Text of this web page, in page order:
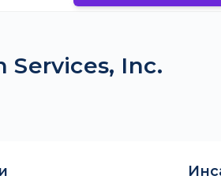
Services, Inc.